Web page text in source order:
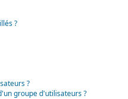
?
?
groupe d'utilisateurs ?